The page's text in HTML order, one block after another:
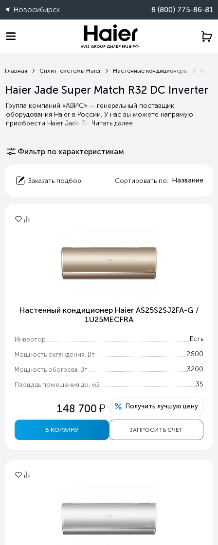
Новосибирск 8 (800) 775-86-81
AVIS GROUP ДИЛЕР №1 В РФ
Главная Сплит-системы Haier Настенные кондиционеры Haier
Haier Jade Super Match R32 DC Inverter
Группа компаний «АВИС» — генеральный поставщик
оборудования Haier в России. У нас вы можете напрямую
приобрести Haier Jade Su Читать далее
Фильтр по характеристикам
Сортировать по: Название
Заказать подбор
Настенный кондиционер Haier AS25S2SJ2FA-G /
1U25MECFRA
Инвертор Есть
Мощность охлаждения, Вт. 2600
Мощность обогрева, Вт 3200
Площадь помещения до, м2 35
148 700 у Получить лучшую цену
ЗАПРОСИТЬ СЧЕТ
В КОРЗИНУ